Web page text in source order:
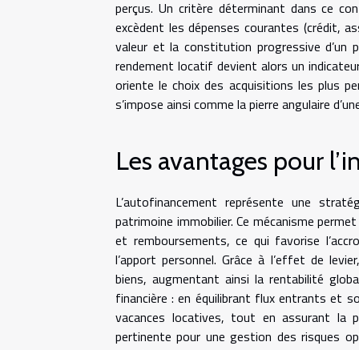
perçus. Un critère déterminant dans ce
excèdent les dépenses courantes (crédit,
valeur et la constitution progressive d’un
rendement locatif devient alors un
oriente le choix des acquisitions les plus
s’impose ainsi comme la pierre angulaire
Les avantages pour
L’autofinancement représente une
patrimoine immobilier. Ce mécanisme
et remboursements, ce qui favorise
l’apport personnel. Grâce à l’effet de
biens, augmentant ainsi la rentabilité
financière : en équilibrant flux entrants et
vacances locatives, tout en assurant la
pertinente pour une gestion des risques